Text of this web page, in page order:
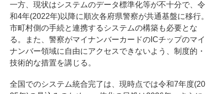
一方、現状はシステムのデータ標準化等が不十分で、令
和4年(2022年)以降に順次各府県警察が共通基盤に移行。
市町村側の手続と連携するシステムの構築も必要とな
る。また、警察がマイナンバーカードのICチップのマイ
ナンバー領域に自由にアクセスできないよう、制度的・
技術的な措置を講じる。
全国でのシステム統合完了は、現時点では令和7年度(20